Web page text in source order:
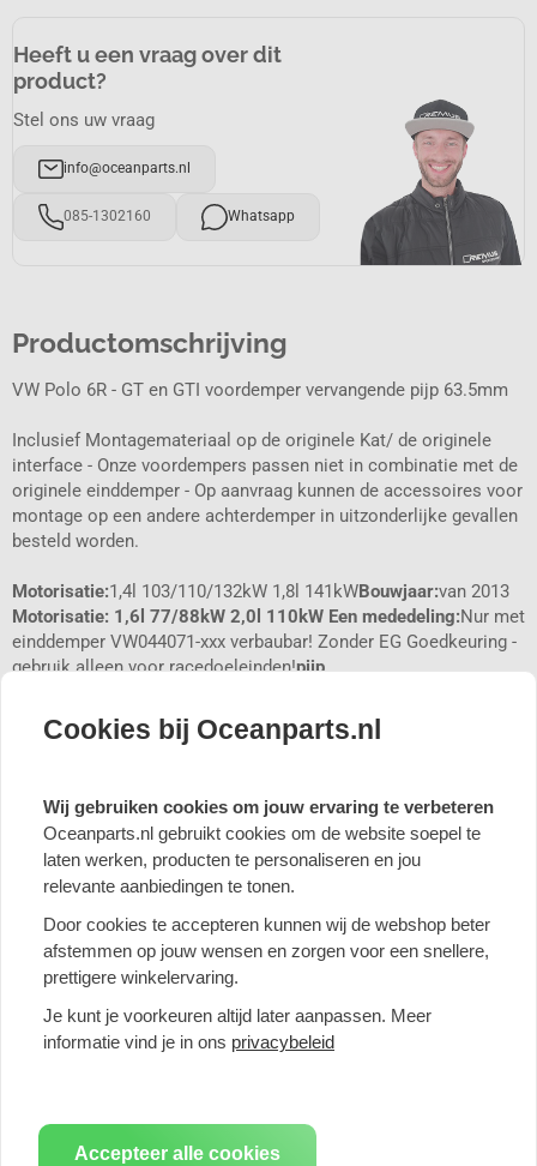
Heeft u een vraag over dit
product?
Stel ons uw vraag
info@oceanparts.nl
085-1302160 Whatsapp
Productomschrijving
VW Polo 6R - GT en GTI voordemper vervangende pijp 63.5mm
Inclusief Montagemateriaal op de originele Kat/ de originele
interface - Onze voordempers passen niet in combinatie met de
originele einddemper - Op aanvraag kunnen de accessoires voor
montage op een andere achterdemper in uitzonderlijke gevallen
besteld worden.
Motorisatie:1,4l 103/110/132kW 1,8l 141kWBouwjaar:van 2013
Motorisatie: 1,6l 77/88kW 2,0l 110kW Een mededeling:Nur met
einddemper VW044071-xxx verbaubar! Zonder EG Goedkeuring -
gebruik alleen voor racedoeleinden!pijp
(Zonder EG Goedkeuring)
De fabrikant van sportuitlaatsystemen van roestvrij staal.
Gemaakt in Duitsland!
Wij zijn sinds 1992 fabrikant van sportuitlaatsystemen van RVS
voor auto's. Naast voertuigspecifieke auto-uitlaatsystemen
maken wij ook zelf individuele sporteindpijpen, universele
onderdelen en universele dempers.
Elk sportuitlaatsysteem is aangepast aan de individuele
behoeften van een voertuig. Afhankelijk van het type voertuig en
motor is ons doel om het beste geluid en de beste prestaties te
bereiken. Hiervoor ontwikkelen onze experts elke demper op
kunnen zonder problemen op de standaard demper worden
gelast. De meeste uitlaatsystemen en alle uitlaatpijpen zijn
Cookies bij Oceanparts.nl
Wij gebruiken cookies om jouw ervaring te verbeteren
Oceanparts.nl gebruikt cookies om de website soepel te
laten werken, producten te personaliseren en jou
relevante aanbiedingen te tonen.
Door cookies te accepteren kunnen wij de webshop beter
afstemmen op jouw wensen en zorgen voor een snellere,
prettigere winkelervaring.
Je kunt je voorkeuren altijd later aanpassen. Meer
informatie vind je in ons privacybeleid
Accepteer alle cookies